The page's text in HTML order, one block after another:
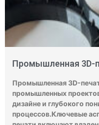
Промышленная 3D-
Промышленная 3D-
промышленных
дизайне и глубокого
процессов.Ключевые